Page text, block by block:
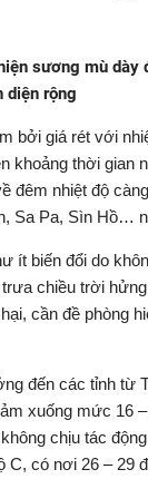
sương mù
diện rộng
bởi giá rét với
khoảng thời gian
đêm nhiệt độ
Sa Pa, Sìn Hồ…
ít biến đổi do
chiều trời
cần đề phòng
đến các tỉnh từ
xuống mức 16
chịu tác
C, có nơi 26 – 29